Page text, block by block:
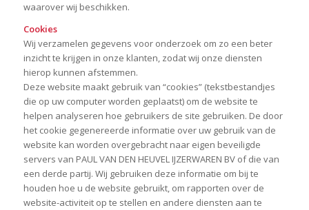
waarover wij beschikken.
Cookies
Wij verzamelen gegevens voor onderzoek om zo een beter
inzicht te krijgen in onze klanten, zodat wij onze diensten
hierop kunnen afstemmen.
Deze website maakt gebruik van “cookies” (tekstbestandjes
die op uw computer worden geplaatst) om de website te
helpen analyseren hoe gebruikers de site gebruiken. De door
het cookie gegenereerde informatie over uw gebruik van de
website kan worden overgebracht naar eigen beveiligde
servers van PAUL VAN DEN HEUVEL IJZERWAREN BV of die van
een derde partij. Wij gebruiken deze informatie om bij te
houden hoe u de website gebruikt, om rapporten over de
website-activiteit op te stellen en andere diensten aan te